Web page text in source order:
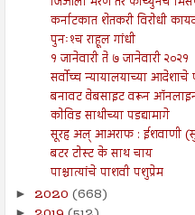
कर्नाटकात शेतकरी विरोधी
पुनःश्‍च राहूल गांधी
१ जानेवारी ते ७ जानेवारी २०२१
सर्वोच्च न्यायालयाच्या
बनावट वेबसाइट वरून
कोविड साथीच्या पडद्यामागे
सूरह अल् आअराफ : ईशवाणी
बटर टोस्ट के साथ चाय
पाश्चात्यांचे पाशवी पशुप्रेम
► 2020 (668)